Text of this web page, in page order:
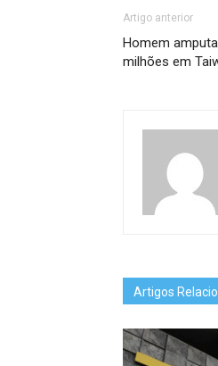
Artigo anterior
Homem
milhões em
Artigos